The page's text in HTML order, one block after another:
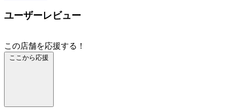
ユーザーレビュー
この店舗を応援する！
ここから応援